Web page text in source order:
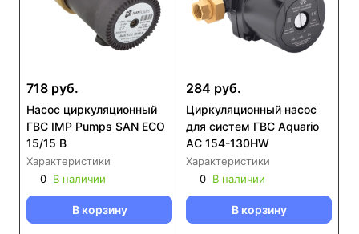
718 руб.
Насос циркуляционный
ГВС IMP Pumps SAN ECO
15/15 B
Характеристики
0 В наличии
В корзину
284 руб.
Циркуляционный насос
для систем ГВС Aquario
AC 154-130HW
Характеристики
0 В наличии
В корзину